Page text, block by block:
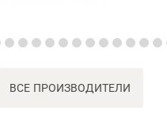
ВСЕ ПРОИЗВОДИТЕЛИ